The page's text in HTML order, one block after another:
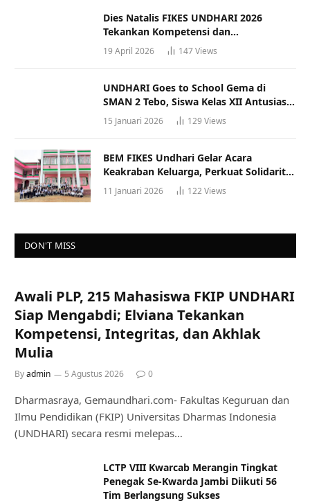
Dies Natalis FIKES UNDHARI 2026
Tekankan Kompetensi dan
Profesionalisme Tenaga Kesehatan
19 April 2026 147Views
UNDHARI Goes to School Gema di
SMAN 2 Tebo, Siswa Kelas XII Antusias
Ikuti Sosialisasi Kampus Berkualitas
15 Januari 2026 129 Views
BEM FIKES Undhari Gelar Acara
Keakraban Keluarga, Perkuat Solidaritas
dan Gaya Hidup Sehat
11 Januari 2026 122Views
DON'T MISS
Awali PLP, 215 Mahasiswa FKIP UNDHARI
Siap Mengabdi; Elviana Tekankan
Kompetensi, Integritas, dan Akhlak
Mulia
Byadmin 5 Agustus 2026 0
Dharmasraya, Gemaundhari.com- Fakultas Keguruan dan
Ilmu Pendidikan (FKIP) Universitas Dharmas Indonesia
(UNDHARI) secara resmi melepas…
LCTP VIII Kwarcab Merangin Tingkat
Penegak Se-Kwarda Jambi Diikuti 56
Tim Berlangsung Sukses